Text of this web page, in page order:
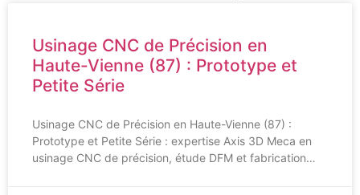
Usinage CNC de Précision en
Haute-Vienne (87) : Prototype et
Petite Série
Usinage CNC de Précision en Haute-Vienne (87) :
Prototype et Petite Série : expertise Axis 3D Meca en
usinage CNC de précision, étude DFM et fabrication…